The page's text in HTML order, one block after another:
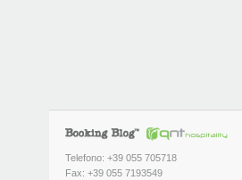
Telefono: +39 055 705718
Fax: +39 055 7193549